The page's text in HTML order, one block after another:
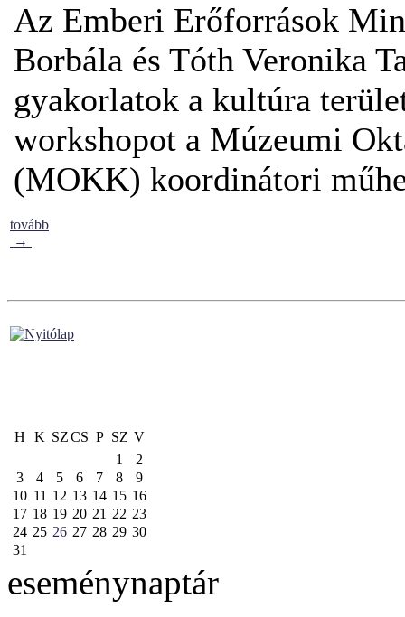
Az Emberi Erőforrások
Borbála és Tóth Veronika
gyakorlatok a kultúra
workshopot a Múzeumi
(MOKK) koordinátori
tovább
→
H K SZCS P SZ V
1
2
3
4 5 6 7 8
9
10 11 12 13 14 15 16
17 18 19 20 21 22 23
24 25 26 27 28 29 30
31
eseménynaptár